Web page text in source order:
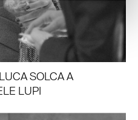
SOLCA A
LUPI